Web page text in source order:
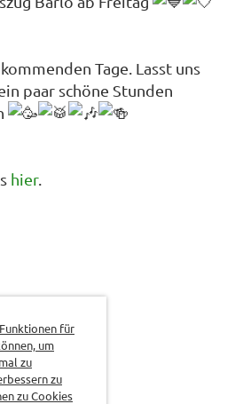
für
um
zu
zu
zu Cookies
Tage. Lasst uns
paar schöne Stunden
hier.